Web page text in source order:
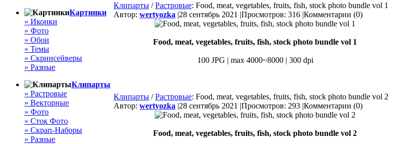
Картинки
» Иконки
» Фото
» Обои
» Темы
» Скринсейверы
» Разные
Клипарты
» Растровые
» Векторные
» Фото
» Сток Фото
» Скрап-Наборы
» Разные
Клипарты /Растровые: Food, meat, vegetables, fruits, fish, stock photo bundle vol 1
Автор: wertyozka |28 сентябрь 2021 |Просмотров: 316 |Комментарии (0)
Food, meat, vegetables, fruits, fish, stock photo bundle vol 1
100 JPG | max 4000~8000 | 300 dpi
Клипарты /Растровые: Food, meat, vegetables, fruits, fish, stock photo bundle vol 2
Автор: wertyozka |28 сентябрь 2021 |Просмотров: 293 |Комментарии (0)
Food, meat, vegetables, fruits, fish, stock photo bundle vol 2